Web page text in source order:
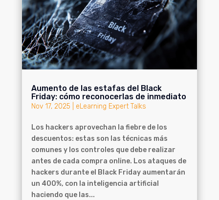
Aumento de las estafas del Black
Friday: cómo reconocerlas de inmediato
Nov 17, 2025 eLearning Expert Talks
Los hackers aprovechan la fiebre de los
descuentos: estas son las técnicas más
comunes y los controles que debe realizar
antes de cada compra online. Los ataques de
hackers durante el Black Friday aumentarán
un 400%, con la inteligencia artificial
haciendo que las...